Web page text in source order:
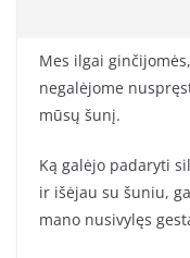
Mes ilgai
negalėjome
mūsų šunį.
Ką galėjo padaryti
ir išėjau su šuniu,
mano nusivylęs